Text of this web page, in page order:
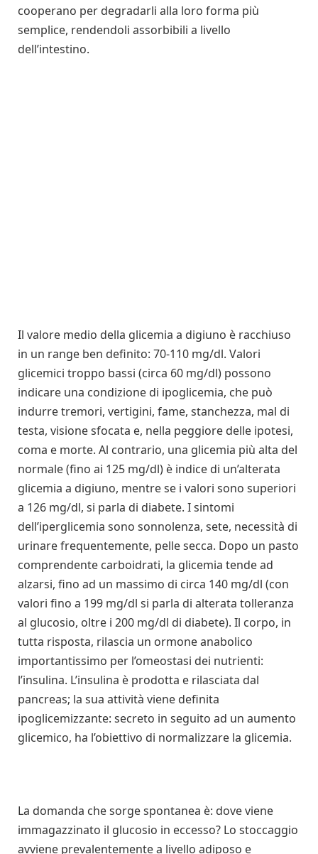
cooperano per degradarli alla loro forma più
semplice, rendendoli assorbibili a livello
dell’intestino.
Il valore medio della glicemia a digiuno è racchiuso
in un range ben definito: 70-110 mg/dl. Valori
glicemici troppo bassi (circa 60 mg/dl) possono
indicare una condizione di ipoglicemia, che può
indurre tremori, vertigini, fame, stanchezza, mal di
testa, visione sfocata e, nella peggiore delle ipotesi,
coma e morte. Al contrario, una glicemia più alta del
normale (fino ai 125 mg/dl) è indice di un’alterata
glicemia a digiuno, mentre se i valori sono superiori
a 126 mg/dl, si parla di diabete. I sintomi
dell’iperglicemia sono sonnolenza, sete, necessità di
urinare frequentemente, pelle secca. Dopo un pasto
comprendente carboidrati, la glicemia tende ad
alzarsi, fino ad un massimo di circa 140 mg/dl (con
valori fino a 199 mg/dl si parla di alterata tolleranza
al glucosio, oltre i 200 mg/dl di diabete). Il corpo, in
tutta risposta, rilascia un ormone anabolico
importantissimo per l’omeostasi dei nutrienti:
l’insulina. L’insulina è prodotta e rilasciata dal
pancreas; la sua attività viene definita
ipoglicemizzante: secreto in seguito ad un aumento
glicemico, ha l’obiettivo di normalizzare la glicemia.
La domanda che sorge spontanea è: dove viene
immagazzinato il glucosio in eccesso? Lo stoccaggio
avviene prevalentemente a livello adiposo e